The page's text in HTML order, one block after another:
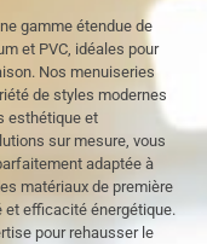
gamme étendue de
et PVC, idéales pour
Nos menuiseries
de styles modernes
esthétique et
sur mesure, vous
adaptée à
matériaux de première
et efficacité énergétique.
pour rehausser le